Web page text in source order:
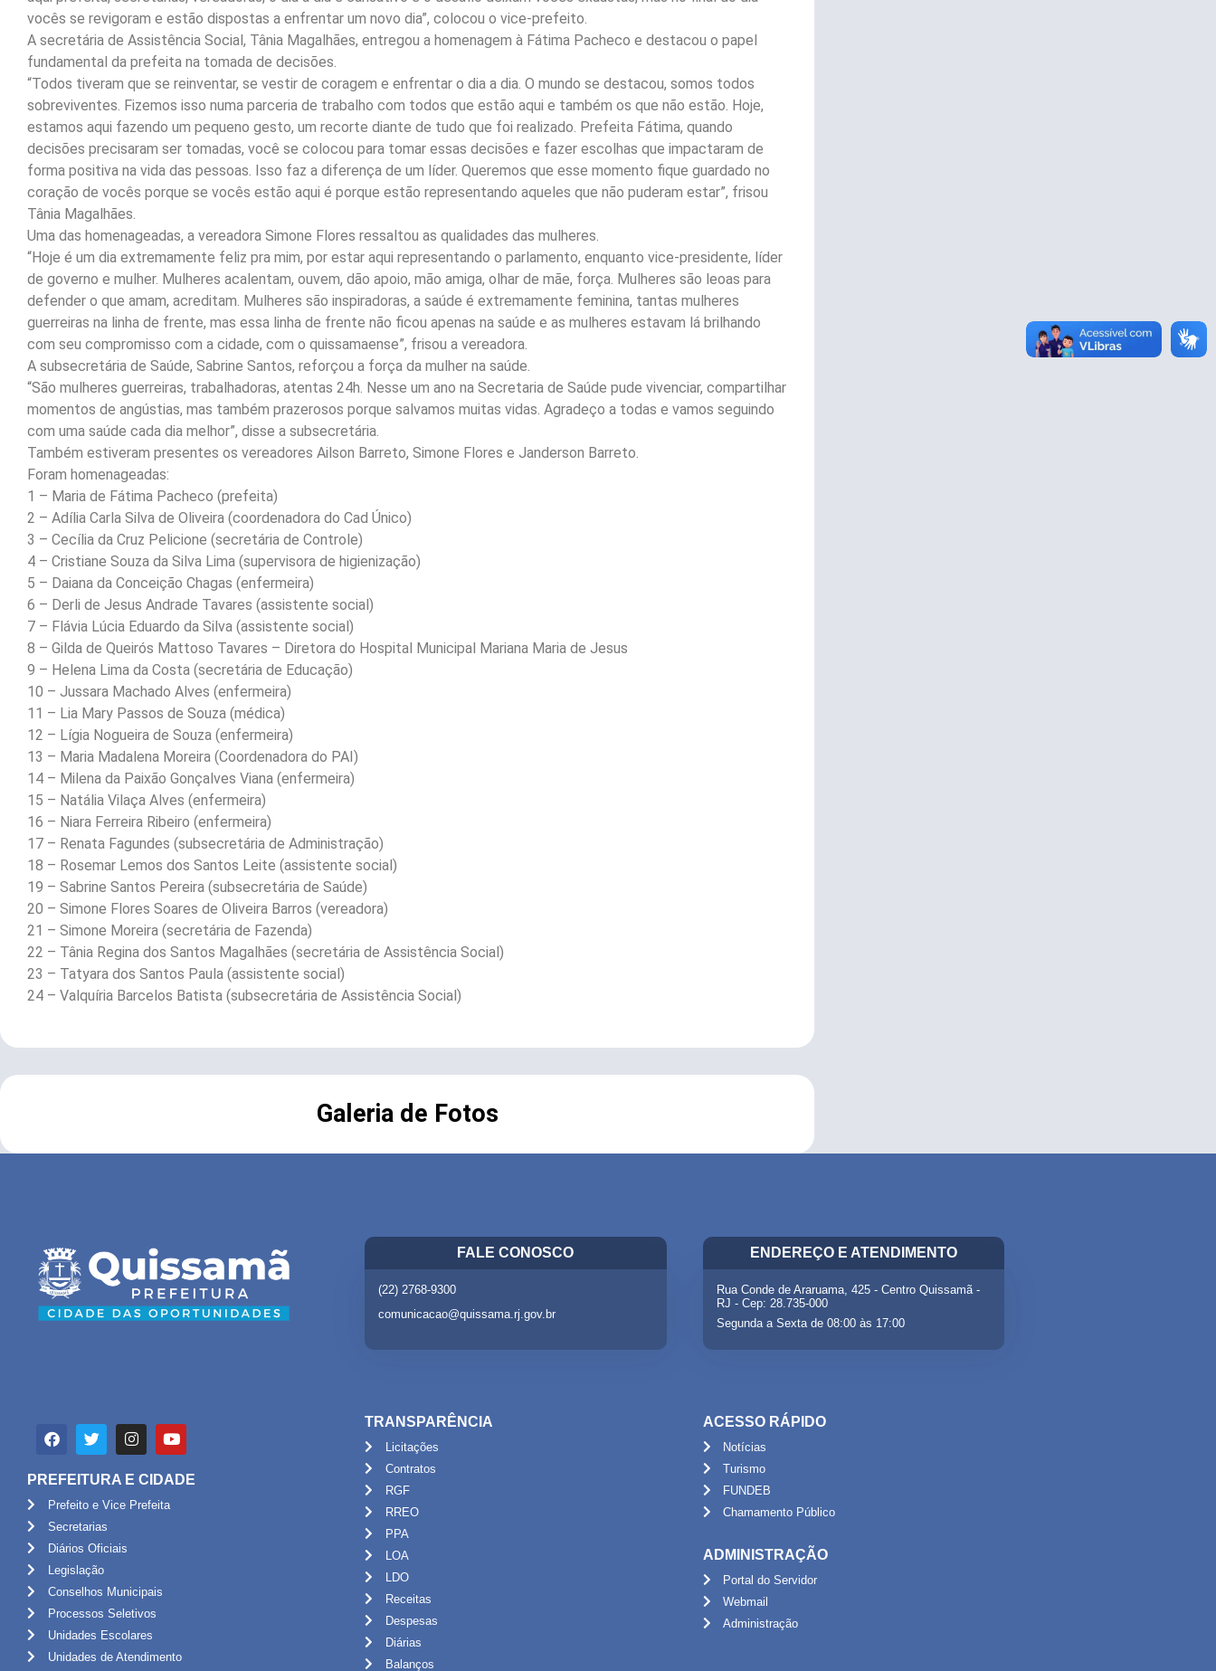
vocês se revigoram e estão dispostas a enfrentar um novo dia”, colocou o vice-prefeito.
A secretária de Assistência Social, Tânia Magalhães, entregou a homenagem à Fátima Pacheco e destacou o papel
fundamental da prefeita na tomada de decisões.
“Todos tiveram que se reinventar, se vestir de coragem e enfrentar o dia a dia. O mundo se destacou, somos todos
sobreviventes. Fizemos isso numa parceria de trabalho com todos que estão aqui e também os que não estão. Hoje,
estamos aqui fazendo um pequeno gesto, um recorte diante de tudo que foi realizado. Prefeita Fátima, quando
decisões precisaram ser tomadas, você se colocou para tomar essas decisões e fazer escolhas que impactaram de
forma positiva na vida das pessoas. Isso faz a diferença de um líder. Queremos que esse momento fique guardado no
coração de vocês porque se vocês estão aqui é porque estão representando aqueles que não puderam estar”, frisou
Tânia Magalhães.
Uma das homenageadas, a vereadora Simone Flores ressaltou as qualidades das mulheres.
“Hoje é um dia extremamente feliz pra mim, por estar aqui representando o parlamento, enquanto vice-presidente, líder
de governo e mulher. Mulheres acalentam, ouvem, dão apoio, mão amiga, olhar de mãe, força. Mulheres são leoas para
defender o que amam, acreditam. Mulheres são inspiradoras, a saúde é extremamente feminina, tantas mulheres
guerreiras na linha de frente, mas essa linha de frente não ficou apenas na saúde e as mulheres estavam lá brilhando
com seu compromisso com a cidade, com o quissamaense”, frisou a vereadora.
A subsecretária de Saúde, Sabrine Santos, reforçou a força da mulher na saúde.
“São mulheres guerreiras, trabalhadoras, atentas 24h. Nesse um ano na Secretaria de Saúde pude vivenciar, compartilhar
momentos de angústias, mas também prazerosos porque salvamos muitas vidas. Agradeço a todas e vamos seguindo
com uma saúde cada dia melhor”, disse a subsecretária.
Também estiveram presentes os vereadores Ailson Barreto, Simone Flores e Janderson Barreto.
Foram homenageadas:
1 – Maria de Fátima Pacheco (prefeita)
2 – Adília Carla Silva de Oliveira (coordenadora do Cad Único)
3 – Cecília da Cruz Pelicione (secretária de Controle)
4 – Cristiane Souza da Silva Lima (supervisora de higienização)
5 – Daiana da Conceição Chagas (enfermeira)
6 – Derli de Jesus Andrade Tavares (assistente social)
7 – Flávia Lúcia Eduardo da Silva (assistente social)
8 – Gilda de Queirós Mattoso Tavares – Diretora do Hospital Municipal Mariana Maria de Jesus
9 – Helena Lima da Costa (secretária de Educação)
10 – Jussara Machado Alves (enfermeira)
11 – Lia Mary Passos de Souza (médica)
12 – Lígia Nogueira de Souza (enfermeira)
13 – Maria Madalena Moreira (Coordenadora do PAI)
14 – Milena da Paixão Gonçalves Viana (enfermeira)
15 – Natália Vilaça Alves (enfermeira)
16 – Niara Ferreira Ribeiro (enfermeira)
17 – Renata Fagundes (subsecretária de Administração)
18 – Rosemar Lemos dos Santos Leite (assistente social)
19 – Sabrine Santos Pereira (subsecretária de Saúde)
20 – Simone Flores Soares de Oliveira Barros (vereadora)
21 – Simone Moreira (secretária de Fazenda)
22 – Tânia Regina dos Santos Magalhães (secretária de Assistência Social)
23 – Tatyara dos Santos Paula (assistente social)
24 – Valquíria Barcelos Batista (subsecretária de Assistência Social)
Galeria de Fotos
FALE CONOSCO
(22) 2768-9300
comunicacao@quissama.rj.gov.br
ENDEREÇO E ATENDIMENTO
Rua Conde de Araruama, 425 - Centro Quissamã -
RJ - Cep: 28.735-000
Segunda a Sexta de 08:00 às 17:00
PREFEITURA E CIDADE
Prefeito e Vice Prefeita
Secretarias
Diários Oficiais
Legislação
Conselhos Municipais
Processos Seletivos
Unidades Escolares
Unidades de Atendimento
TRANSPARÊNCIA
Licitações
Contratos
RGF
RREO
PPA
LOA
LDO
Receitas
Despesas
Diárias
Balanços
ACESSO RÁPIDO
Notícias
Turismo
FUNDEB
Chamamento Público
ADMINISTRAÇÃO
Portal do Servidor
Webmail
Administração